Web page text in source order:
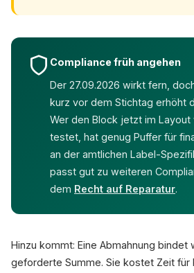
Compliance früh angehen
Der 27.09.2026 wirkt fern,
kurz vor dem Stichtag erhöht
Wer den Block jetzt im
testet, hat genug Puffer für
an der amtlichen Label-
passt gut zu weiteren
dem Recht auf Reparatur.
Hinzu kommt: Eine Abmahnung bindet
geforderte Summe. Sie kostet Zeit für